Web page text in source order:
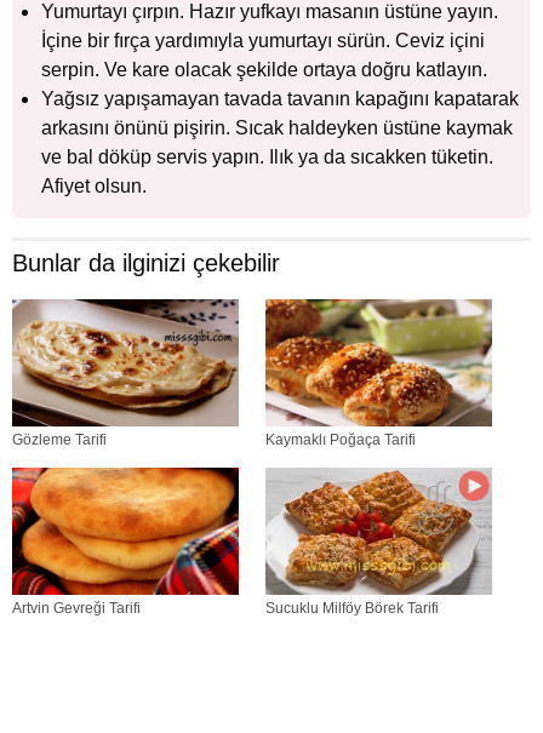
Yumurtayı çırpın. Hazır yufkayı masanın üstüne yayın.
İçine bir fırça yardımıyla yumurtayı sürün. Ceviz içini
serpin. Ve kare olacak şekilde ortaya doğru katlayın.
Yağsız yapışamayan tavada tavanın kapağını kapatarak
arkasını önünü pişirin. Sıcak haldeyken üstüne kaymak
ve bal döküp servis yapın. Ilık ya da sıcakken tüketin.
Afiyet olsun.
Bunlar da ilginizi çekebilir
Gözleme Tarifi Kaymaklı Poğaça Tarifi
Artvin Gevreği Tarifi Sucuklu Milföy Börek Tarifi